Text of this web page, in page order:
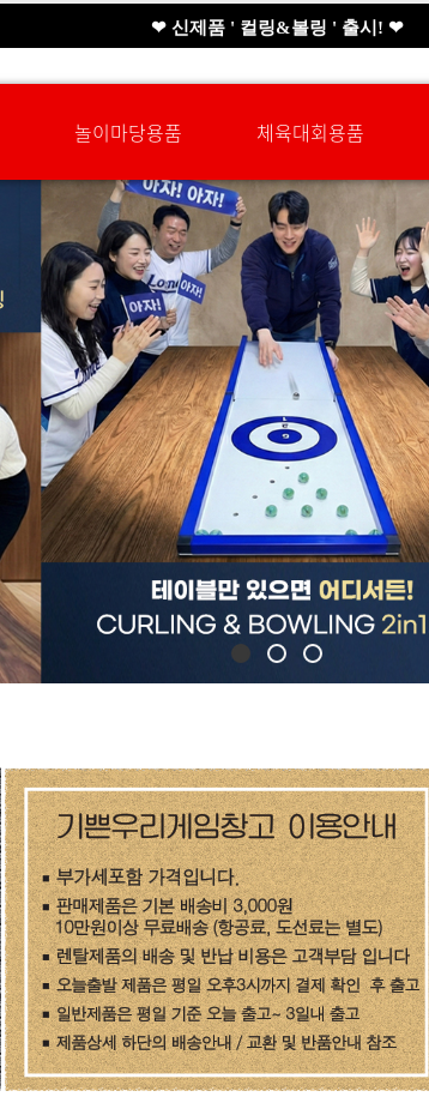
❤ 신제품 ' 컬링&볼링 ' 출시! ❤
신규회원 HAPPY EVENT 적립금 5,000
놀이마당용품 체육대회용품